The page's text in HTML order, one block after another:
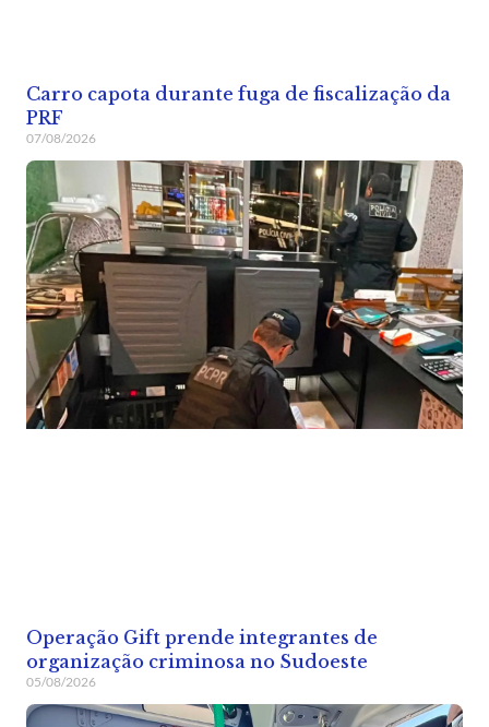
Carro capota durante fuga de fiscalização da
PRF
07/08/2026
Operação Gift prende integrantes de
organização criminosa no Sudoeste
05/08/2026